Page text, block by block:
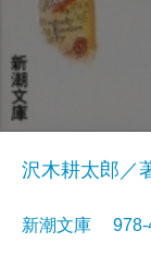
沢木耕太郎／
新潮文庫